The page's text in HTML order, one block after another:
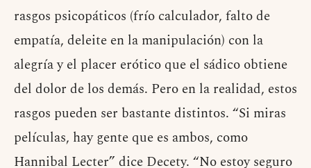
rasgos psicopáticos (frío calculador, falto de
empatía, deleite en la manipulación) con la
alegría y el placer erótico que el sádico obtiene
del dolor de los demás. Pero en la realidad, estos
rasgos pueden ser bastante distintos. “Si miras
películas, hay gente que es ambos, como
Hannibal Lecter” dice Decety. “No estoy seguro